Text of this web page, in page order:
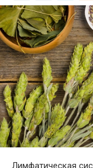
Лимфатическая